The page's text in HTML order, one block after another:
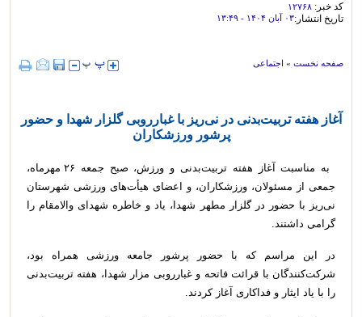
کد خبر: ۱۲۷۶۸
تاریخ انتشار:۰۳ آبان ۱۴۰۴ - ۱۳:۴۹
صفحه نخست » اجتماعی
آغاز هفته تربیت‌بدنی در نی‌ریز با غبارروبی گلزار شهدا و حضور
پرشور ورزشکاران
به مناسبت آغاز هفته تربیت‌بدنی و ورزش، صبح جمعه ۲۶ مهرماه،
جمعی از مسئولان، ورزشکاران، و اعضای هیأت‌های ورزشی شهرستان
نی‌ریز با حضور در گلزار مطهر شهدا، یاد و خاطره شهدای والامقام را
گرامی داشتند.
در این مراسم که با حضور پرشور جامعه ورزشی همراه بود،
شرکت‌کنندگان با قرائت فاتحه و غبارروبی مزار شهدا، هفته تربیت‌بدنی
را با یاد ایثار و فداکاری آغاز کردند.